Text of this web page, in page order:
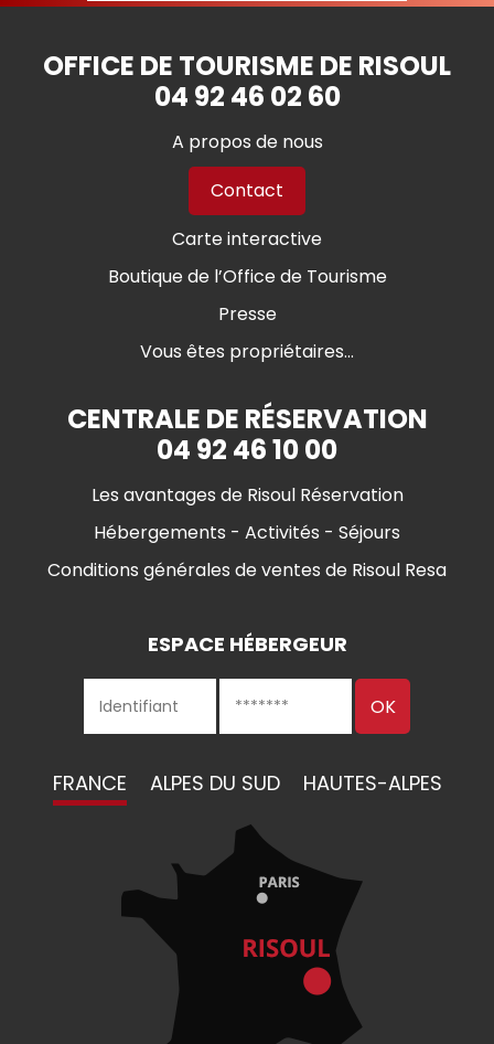
OFFICE DE TOURISME DE RISOUL
04 92 46 02 60
A propos de nous
Contact
Carte interactive
Boutique de l’Office de Tourisme
Presse
Vous êtes propriétaires...
CENTRALE DE RÉSERVATION
04 92 46 10 00
Les avantages de Risoul Réservation
Hébergements - Activités - Séjours
Conditions générales de ventes de Risoul Resa
ESPACE HÉBERGEUR
FRANCE ALPES DU SUD HAUTES-ALPES